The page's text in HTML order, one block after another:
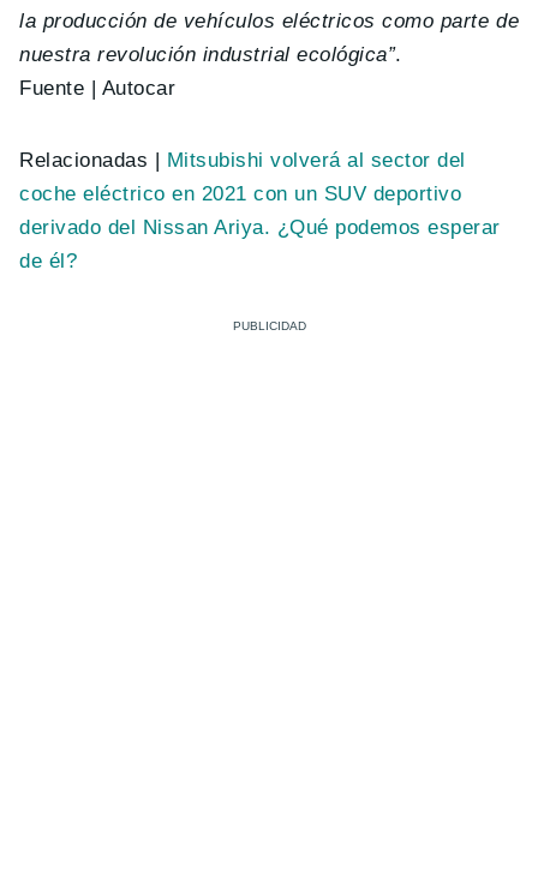
la producción de vehículos eléctricos como parte de
nuestra revolución industrial ecológica”.
Fuente | Autocar
Relacionadas | Mitsubishi volverá al sector del
coche eléctrico en 2021 con un SUV deportivo
derivado del Nissan Ariya. ¿Qué podemos esperar
de él?